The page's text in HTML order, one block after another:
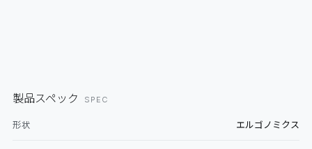
製品スペック SPEC
形状 エルゴノミクス